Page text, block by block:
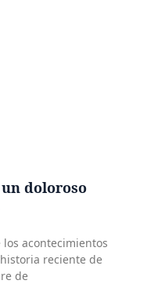
doloroso
acontecimientos
reciente de
de